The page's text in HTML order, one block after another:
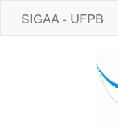
SIGAA - UFPB